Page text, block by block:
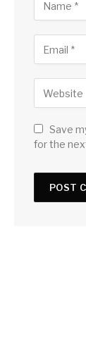
Save
for the